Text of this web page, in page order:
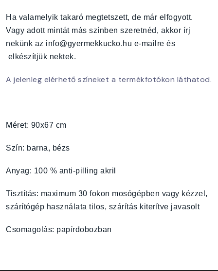
Ha valamelyik takaró megtetszett, de már elfogyott.
Vagy adott mintát más színben szeretnéd, akkor írj
nekünk az info@gyermekkucko.hu e-mailre és
elkészítjük nektek.
A jelenleg elérhető színeket a termékfotókon láthatod.
Méret: 90x67 cm
Szín: barna, bézs
Anyag: 100 % anti-pilling akril
Tisztítás: maximum 30 fokon mosógépben vagy kézzel,
szárítógép használata tilos, szárítás kiterítve javasolt
Csomagolás: papírdobozban